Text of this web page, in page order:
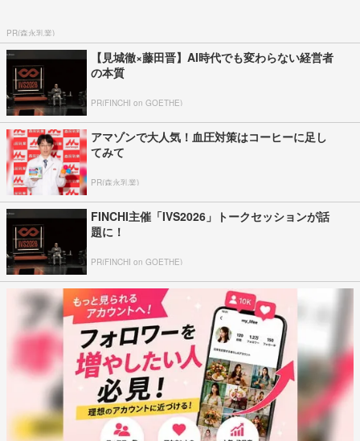
PR(森永乳業)
【見城徹×藤田晋】AI時代でも変わらない経営者
の本質
PR(FINCHI on GOETHE)
アマゾンで大人気！血圧対策はコーヒーに足し
てみて
PR(森永乳業)
FINCHI主催「IVS2026」トークセッションが話
題に！
PR(FINCHI on GOETHE)